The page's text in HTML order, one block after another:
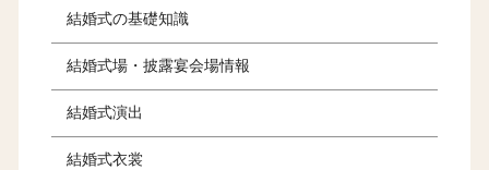
結婚式の基礎知識
結婚式場・披露宴会場情報
結婚式演出
結婚式衣裳